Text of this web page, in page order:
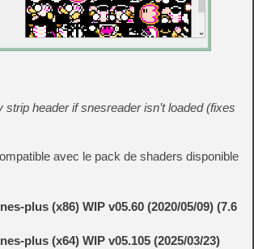
strip header if snesreader isn’t loaded (fixes
avec le pack de shaders disponible
plus (x86) WIP v05.60 (2020/05/09) (7.6
plus (x64) WIP v05.105 (2025/03/23)